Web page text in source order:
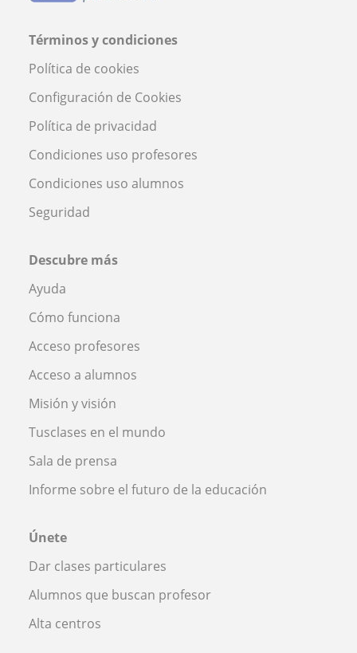
Términos y condiciones
Política de cookies
Configuración de Cookies
Política de privacidad
Condiciones uso profesores
Condiciones uso alumnos
Seguridad
Descubre más
Ayuda
Cómo funciona
Acceso profesores
Acceso a alumnos
Misión y visión
Tusclases en el mundo
Sala de prensa
Informe sobre el futuro de la educación
Únete
Dar clases particulares
Alumnos que buscan profesor
Alta centros